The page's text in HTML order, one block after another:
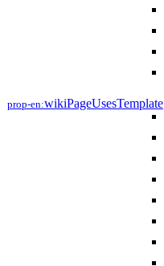
prop-en:wikiPageUsesTemplate